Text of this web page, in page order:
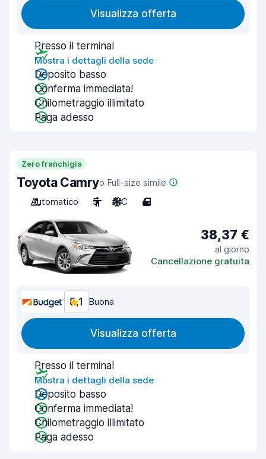
Visualizza offerta
Presso il terminal
Mostra i dettagli della sede
Deposito basso
Conferma immediata!
Chilometraggio illimitato
Paga adesso
Zero franchigia
Toyota Camryo Full-size simile
Automatico
5 A/C 4
38,37 €
al giorno
Cancellazione gratuita
8,1 Buona
Visualizza offerta
Presso il terminal
Mostra i dettagli della sede
Deposito basso
Conferma immediata!
Chilometraggio illimitato
Paga adesso